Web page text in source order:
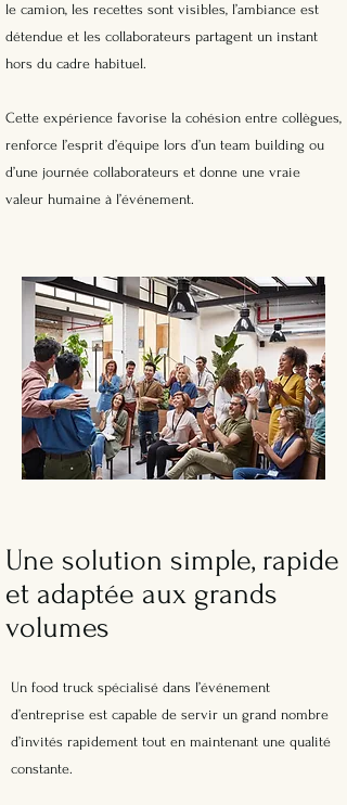
le camion, les recettes sont visibles, l’ambiance est
détendue et les collaborateurs partagent un instant
hors du cadre habituel.
Cette expérience favorise la cohésion entre collègues,
renforce l’esprit d’équipe lors d’un team building ou
d’une journée collaborateurs et donne une vraie
valeur humaine à l’événement.
Une solution simple, rapide
et adaptée aux grands
volumes
Un food truck spécialisé dans l’événement
d’entreprise est capable de servir un grand nombre
d’invités rapidement tout en maintenant une qualité
constante.